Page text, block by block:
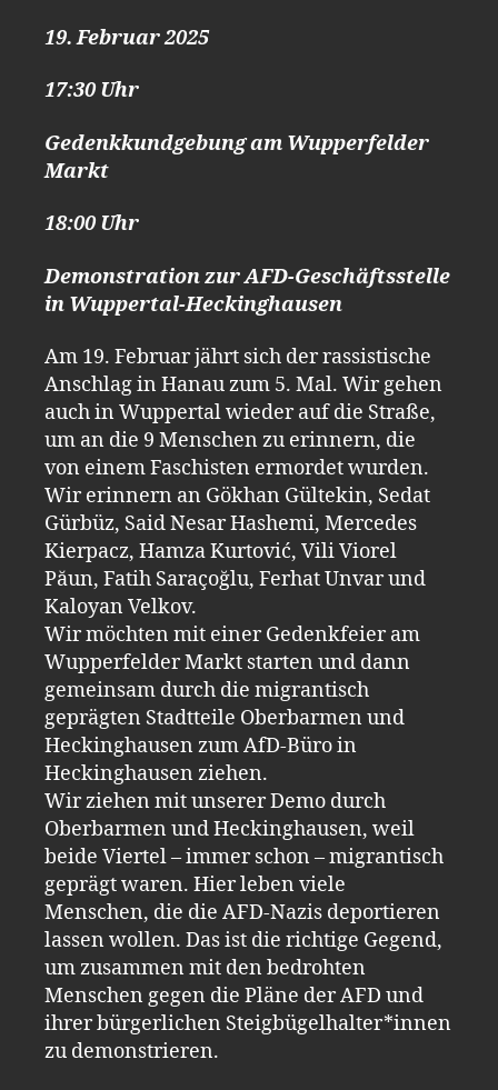
19. Februar 2025
17:30 Uhr
Gedenkkundgebung am Wupperfelder
Markt
18:00 Uhr
Demonstration zur AFD-Geschäftsstelle
in Wuppertal-Heckinghausen
Am 19. Februar jährt sich der rassistische
Anschlag in Hanau zum 5. Mal. Wir gehen
auch in Wuppertal wieder auf die Straße,
um an die 9 Menschen zu erinnern, die
von einem Faschisten ermordet wurden.
Wir erinnern an Gökhan Gültekin, Sedat
Gürbüz, Said Nesar Hashemi, Mercedes
Kierpacz, Hamza Kurtović, Vili Viorel
Păun, Fatih Saraçoğlu, Ferhat Unvar und
Kaloyan Velkov.
Wir möchten mit einer Gedenkfeier am
Wupperfelder Markt starten und dann
gemeinsam durch die migrantisch
geprägten Stadtteile Oberbarmen und
Heckinghausen zum AfD-Büro in
Heckinghausen ziehen.
Wir ziehen mit unserer Demo durch
Oberbarmen und Heckinghausen, weil
beide Viertel – immer schon – migrantisch
geprägt waren. Hier leben viele
Menschen, die die AFD-Nazis deportieren
lassen wollen. Das ist die richtige Gegend,
um zusammen mit den bedrohten
Menschen gegen die Pläne der AFD und
ihrer bürgerlichen Steigbügelhalter*innen
zu demonstrieren.